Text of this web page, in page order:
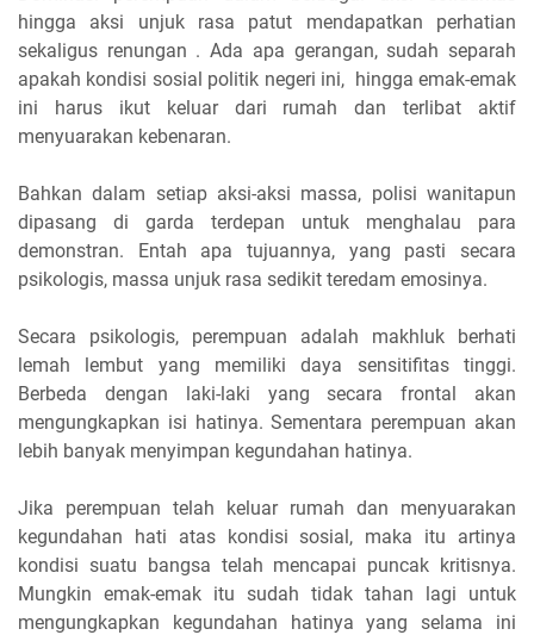
hingga aksi unjuk rasa patut mendapatkan perhatian
sekaligus renungan . Ada apa gerangan, sudah separah
apakah kondisi sosial politik negeri ini, hingga emak-emak
ini harus ikut keluar dari rumah dan terlibat aktif
menyuarakan kebenaran.
Bahkan dalam setiap aksi-aksi massa, polisi wanitapun
dipasang di garda terdepan untuk menghalau para
demonstran. Entah apa tujuannya, yang pasti secara
psikologis, massa unjuk rasa sedikit teredam emosinya.
Secara psikologis, perempuan adalah makhluk berhati
lemah lembut yang memiliki daya sensitifitas tinggi.
Berbeda dengan laki-laki yang secara frontal akan
mengungkapkan isi hatinya. Sementara perempuan akan
lebih banyak menyimpan kegundahan hatinya.
Jika perempuan telah keluar rumah dan menyuarakan
kegundahan hati atas kondisi sosial, maka itu artinya
kondisi suatu bangsa telah mencapai puncak kritisnya.
Mungkin emak-emak itu sudah tidak tahan lagi untuk
mengungkapkan kegundahan hatinya yang selama ini